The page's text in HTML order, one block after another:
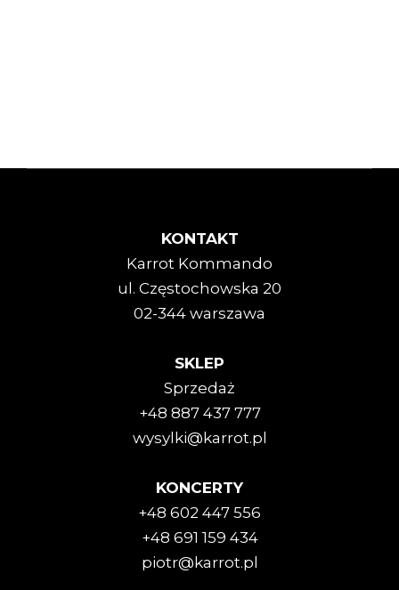
KONTAKT
Karrot Kommando
ul. Częstochowska 20
02-344 warszawa
SKLEP
Sprzedaż
+48 887 437 777
wysylki@karrot.pl
KONCERTY
+48 602 447 556
+48 691 159 434
piotr@karrot.pl